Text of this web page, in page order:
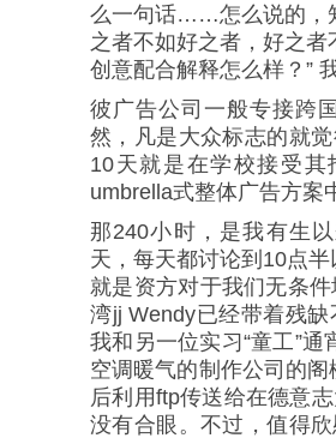
么一句话……怎么说的，
之者不如好之者，好之者
创意配合解释怎么样？”
彼广告公司一般专接跨
然，凡是大众标志的就
10天就是在学校接受
umbrella式整体广告方案
那240小时，是我有生
天，每天都讨论到10点
就是资方对于我们无条
湾jj Wendy已经带着残
我和另一位实习“童工”
空调暖气的制作公司的
后利用ftp传送给在德意
没有合眼。不过，值得